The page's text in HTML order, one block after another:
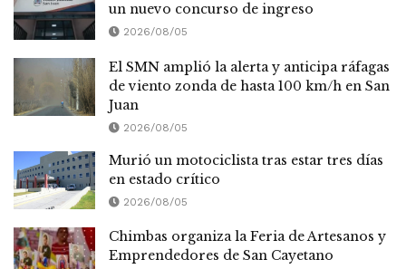
un nuevo concurso de ingreso
2026/08/05
El SMN amplió la alerta y anticipa ráfagas
de viento zonda de hasta 100 km/h en San
Juan
2026/08/05
Murió un motociclista tras estar tres días
en estado crítico
2026/08/05
Chimbas organiza la Feria de Artesanos y
Emprendedores de San Cayetano